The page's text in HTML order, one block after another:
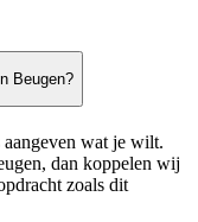
Beugen?
wat je wilt.
dan koppelen wij
zoals dit